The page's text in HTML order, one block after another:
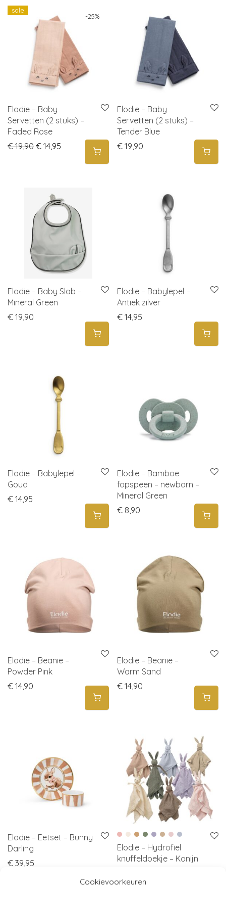
Cookievoorkeuren
-25%
sale
Elodie – Baby
Servetten (2 stuks) –
Faded Rose
€19,90 Original price was: € 19,90.
€ 14,95 Current price is: € 14,95.
Elodie – Baby
Servetten (2 stuks) –
Tender Blue
€ 19,90
Elodie – Baby Slab –
Mineral Green
€ 19,90
Elodie – Babylepel –
Antiek zilver
€ 14,95
Elodie – Babylepel –
Goud
€ 14,95
Elodie – Bamboe
fopspeen – newborn –
Mineral Green
€ 8,90
Elodie – Beanie –
Powder Pink
€ 14,90
Elodie – Beanie –
Warm Sand
€ 14,90
Elodie – Eetset – Bunny
Darling
€ 39,95
Elodie – Hydrofiel
knuffeldoekje – Konijn